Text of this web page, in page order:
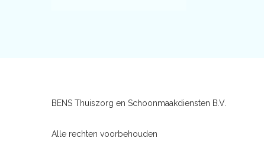
BENS Thuiszorg en Schoonmaakdiensten B.V.
Alle rechten voorbehouden